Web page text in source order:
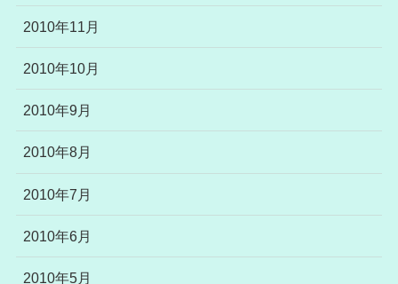
2010年11月
2010年10月
2010年9月
2010年8月
2010年7月
2010年6月
2010年5月